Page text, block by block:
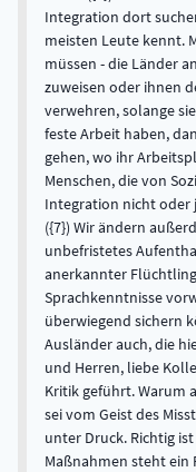
Integration dort
meisten Leute kennt.
müssen - die Länder
zuweisen oder ihnen
verwehren, solange
feste Arbeit haben,
gehen, wo ihr
Menschen, die von
Integration nicht oder
({7}) Wir ändern
unbefristetes
anerkannter
Sprachkenntnisse
überwiegend sichern
Ausländer auch, die
und Herren, liebe
Kritik geführt. Warum
sei vom Geist des
unter Druck. Richtig
Maßnahmen steht ein